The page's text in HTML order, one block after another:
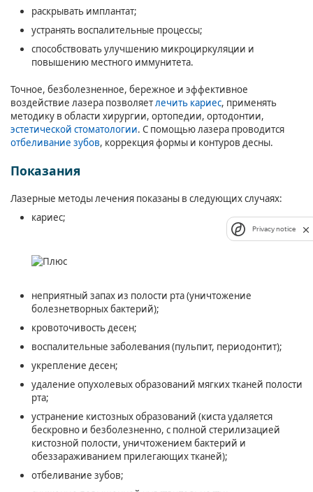
раскрывать имплантат;
устранять воспалительные процессы;
способствовать улучшению микроциркуляции и
повышению местного иммунитета.
Точное, безболезненное, бережное и эффективное
воздействие лазера позволяетлечить кариес, применять
методику в области хирургии, ортопедии, ортодонтии,
эстетической стоматологии. С помощью лазера проводится
отбеливание зубов, коррекция формы и контуров десны.
Показания
Лазерные методы лечения показаны в следующих случаях:
кариес;
неприятный запах из полости рта (уничтожение
болезнетворных бактерий);
кровоточивость десен;
воспалительные заболевания (пульпит, периодонтит);
укрепление десен;
удаление опухолевых образований мягких тканей полости
рта;
устранение кистозных образований (киста удаляется
бескровно и безболезненно, с полной стерилизацией
кистозной полости, уничтожением бактерий и
обеззараживанием прилегающих тканей);
отбеливание зубов;
Privacy notice